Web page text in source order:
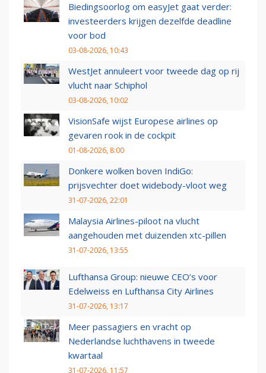
Biedingsoorlog om easyJet gaat verder:
investeerders krijgen dezelfde deadline
voor bod
03-08-2026, 10:43
WestJet annuleert voor tweede dag op rij
vlucht naar Schiphol
03-08-2026, 10:02
VisionSafe wijst Europese airlines op
gevaren rook in de cockpit
01-08-2026, 8:00
Donkere wolken boven IndiGo:
prijsvechter doet widebody-vloot weg
31-07-2026, 22:01
Malaysia Airlines-piloot na vlucht
aangehouden met duizenden xtc-pillen
31-07-2026, 13:55
Lufthansa Group: nieuwe CEO’s voor
Edelweiss en Lufthansa City Airlines
31-07-2026, 13:17
Meer passagiers en vracht op
Nederlandse luchthavens in tweede
kwartaal
31-07-2026, 11:57